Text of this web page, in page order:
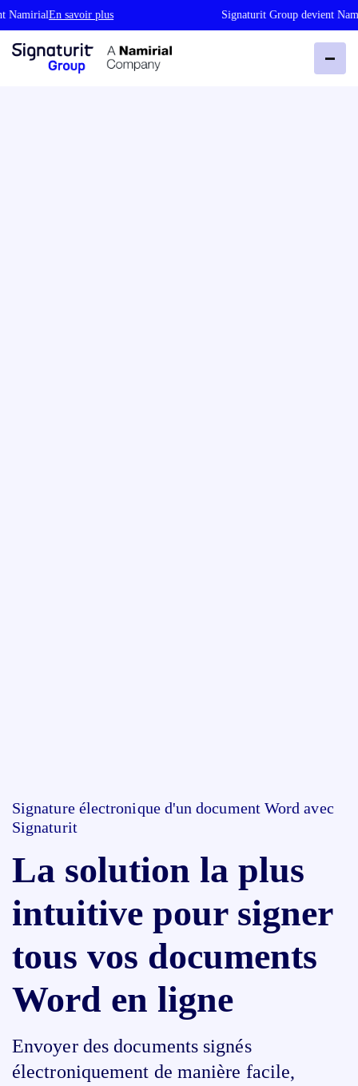
En savoir plus Signaturit Group devient Namirial
Signature électronique d'un document Word avec
Signaturit
La solution la plus
intuitive pour signer
tous vos documents
Word en ligne
Envoyer des documents signés
électroniquement de manière facile,